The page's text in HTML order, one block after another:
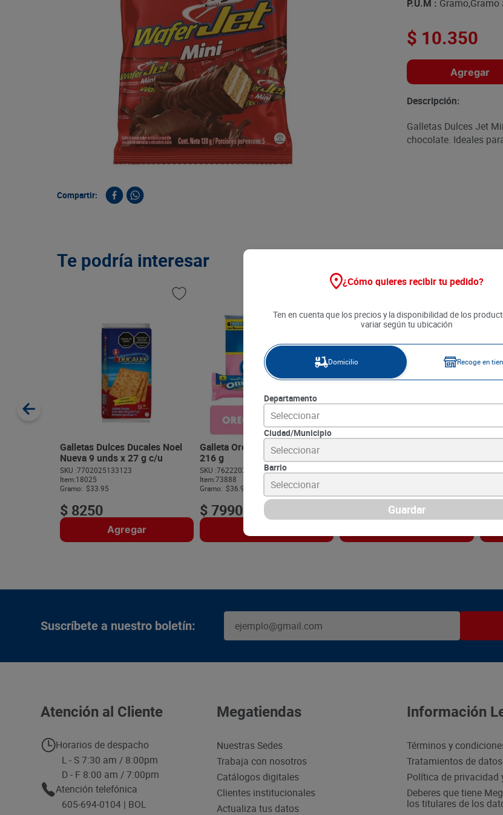
10. papa
Compartir:
P.U.M : Gramo,Gramo
$ 10.350
Agregar
Descripción:
Galletas Dulces Jet
chocolate. Ideales
Te podría interesar
Galletas Dulces Ducales Noel
Nueva 9 unds x 27 g c/u
SKU :7702025133123
Item:18025
Gramo: $33.95
$ 8250
Agregar
Galleta Oreo Vainilla y Fresa x
216 g
SKU :7622202368578
Item:73888
Gramo: $36.99
$7990
g
Suscríbete a nuestro boletín:
Atención al Cliente
Horarios de despacho
L - S 7:30 am / 8:00pm
D - F 8:00 am / 7:00pm
Atención telefónica
605-694-0104 | BOL
Megatiendas
Nuestras Sedes
Trabaja con nosotros
Catálogos digitales
Clientes institucionales
Actualiza tus datos
Información
Términos y
Tratamientos de
Política de privacidad
Deberes que tiene
los titulares de los
¿Cómo quieres recibir tu pedido?
Ten en cuenta que los precios y la disponibilidad de los
variar según tu ubicación
Domicilio Recoge en
Departamento
Seleccionar
Ciudad/Municipio
Seleccionar
Barrio
Seleccionar
Guardar